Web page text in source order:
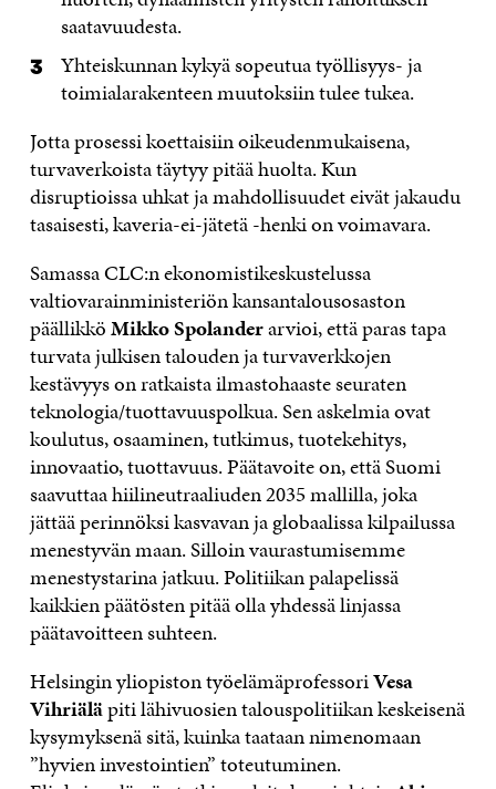
saatavuudesta.
Yhteiskunnan kykyä sopeutua työllisyys- ja
toimialarakenteen muutoksiin tulee tukea.
Jotta prosessi koettaisiin oikeudenmukaisena,
turvaverkoista täytyy pitää huolta. Kun
disruptioissa uhkat ja mahdollisuudet eivät jakaudu
tasaisesti, kaveria-ei-jätetä -henki on voimavara.
Samassa CLC:n ekonomistikeskustelussa
valtiovarainministeriön kansantalousosaston
päällikköMikko Spolanderarvioi, että paras tapa
turvata julkisen talouden ja turvaverkkojen
kestävyys on ratkaista ilmastohaaste seuraten
teknologia/tuottavuuspolkua. Sen askelmia ovat
koulutus, osaaminen, tutkimus, tuotekehitys,
innovaatio, tuottavuus. Päätavoite on, että Suomi
saavuttaa hiilineutraaliuden 2035 mallilla, joka
jättää perinnöksi kasvavan ja globaalissa kilpailussa
menestyvän maan. Silloin vaurastumisemme
menestystarina jatkuu. Politiikan palapelissä
kaikkien päätösten pitää olla yhdessä linjassa
päätavoitteen suhteen.
Helsingin yliopiston työelämäprofessoriVesa
Vihriäläpiti lähivuosien talouspolitiikan keskeisenä
kysymyksenä sitä, kuinka taataan nimenomaan
”hyvien investointien” toteutuminen.